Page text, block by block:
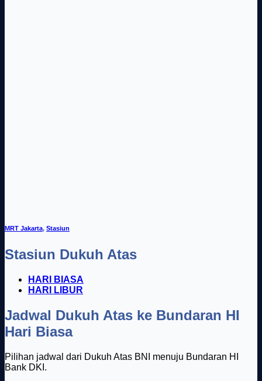
MRT Jakarta, Stasiun
Stasiun Dukuh Atas
HARI BIASA
HARI LIBUR
Jadwal Dukuh Atas ke Bundaran HI
Hari Biasa
Pilihan jadwal dari Dukuh Atas BNI menuju Bundaran HI
Bank DKI.